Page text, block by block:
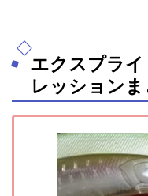
エクスプラ
レッション